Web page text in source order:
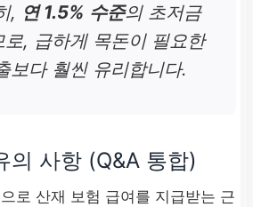
, 연 1.5% 수준의 초저금
로, 급하게 목돈이 필요한
보다 훨씬 유리합니다.
의 사항 (Q&A 통합)
로 산재 보험 급여를 지급받는 근